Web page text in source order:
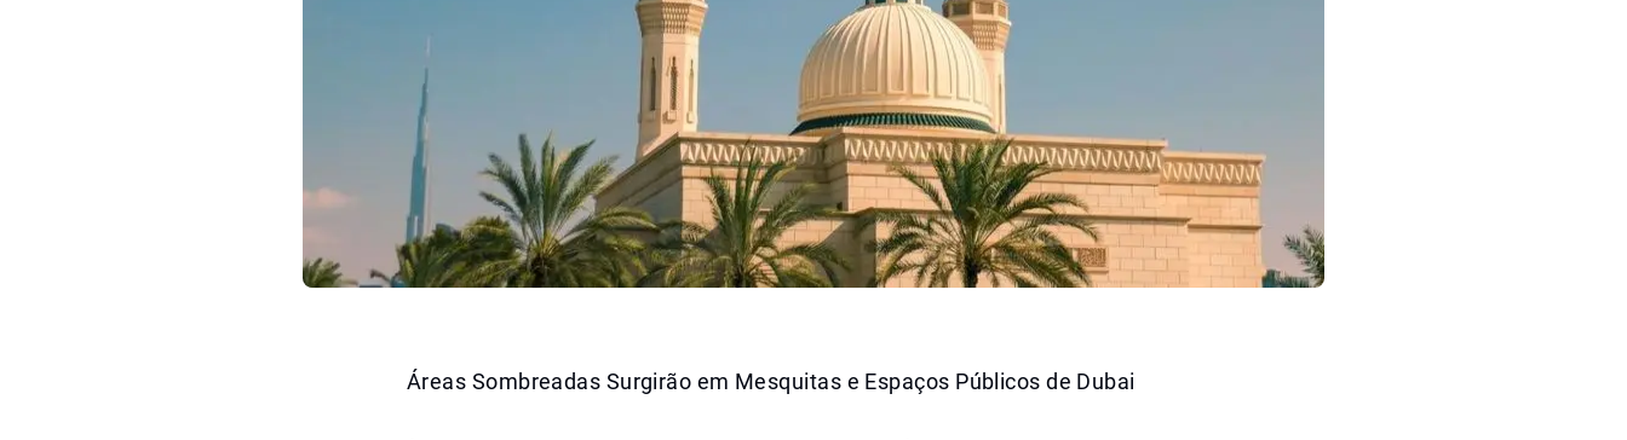
Áreas Sombreadas Surgirão em Mesquitas e Espaços Públicos de Dubai